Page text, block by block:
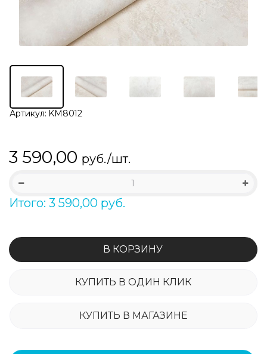
Артикул: KM8012
3 590,00 руб./шт.
Итого: 3 590,00 руб.
В КОРЗИНУ
КУПИТЬ В ОДИН КЛИК
КУПИТЬ В МАГАЗИНЕ